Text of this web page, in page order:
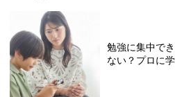
勉強に集中で
ない？プロに